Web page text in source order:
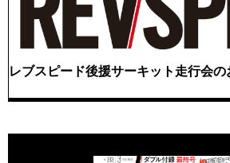
レブスピード後援サーキット走行会の